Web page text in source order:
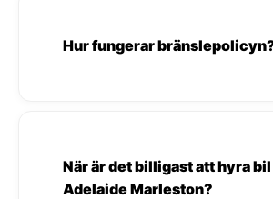
Hur fungerar
När är det billigast att hyra bil
Adelaide Marleston?